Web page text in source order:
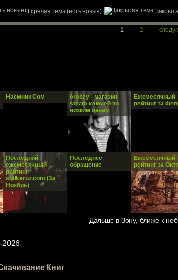
Горячая тема (есть новые)
1 2
Наёмник Сом
6rokey - магазин
steam ключей по
низким ценам
Ежемесячный
рейтинг за
Последний
ежемесячный
рейтинг
stalkeruz.com (За
Ноябрь)
Последнее
обращение
Ежемесячный
рейтинг за
Дальше в Зону, ближе к
2026
Книг